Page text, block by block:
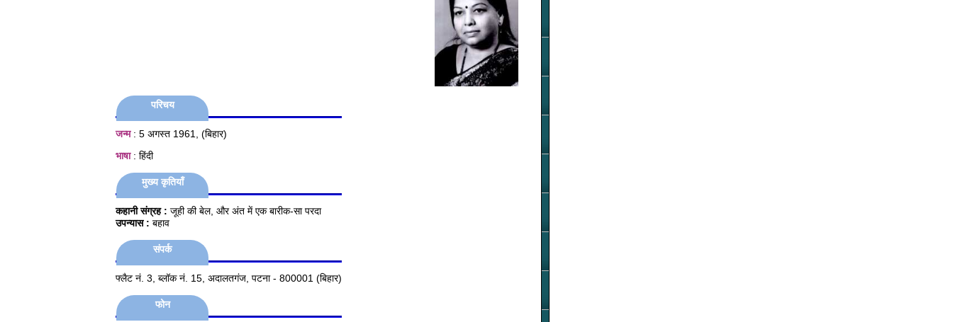
परिचय
जन्म: 5 अगस्त 1961, (बिहार)
भाषा: हिंदी
मुख्य कृतियाँ
कहानी संग्रह : जूही की बेल, और अंत में एक बारीक-सा परदा
उपन्यास : बहाव
संपर्क
फ्लैट नं. 3, ब्लॉक नं. 15, अदालतगंज, पटना - 800001 (बिहार)
फोन